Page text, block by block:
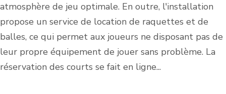
atmosphère de jeu optimale. En outre, l'installation
propose un service de location de raquettes et de
balles, ce qui permet aux joueurs ne disposant pas de
leur propre équipement de jouer sans problème. La
réservation des courts se fait en ligne...